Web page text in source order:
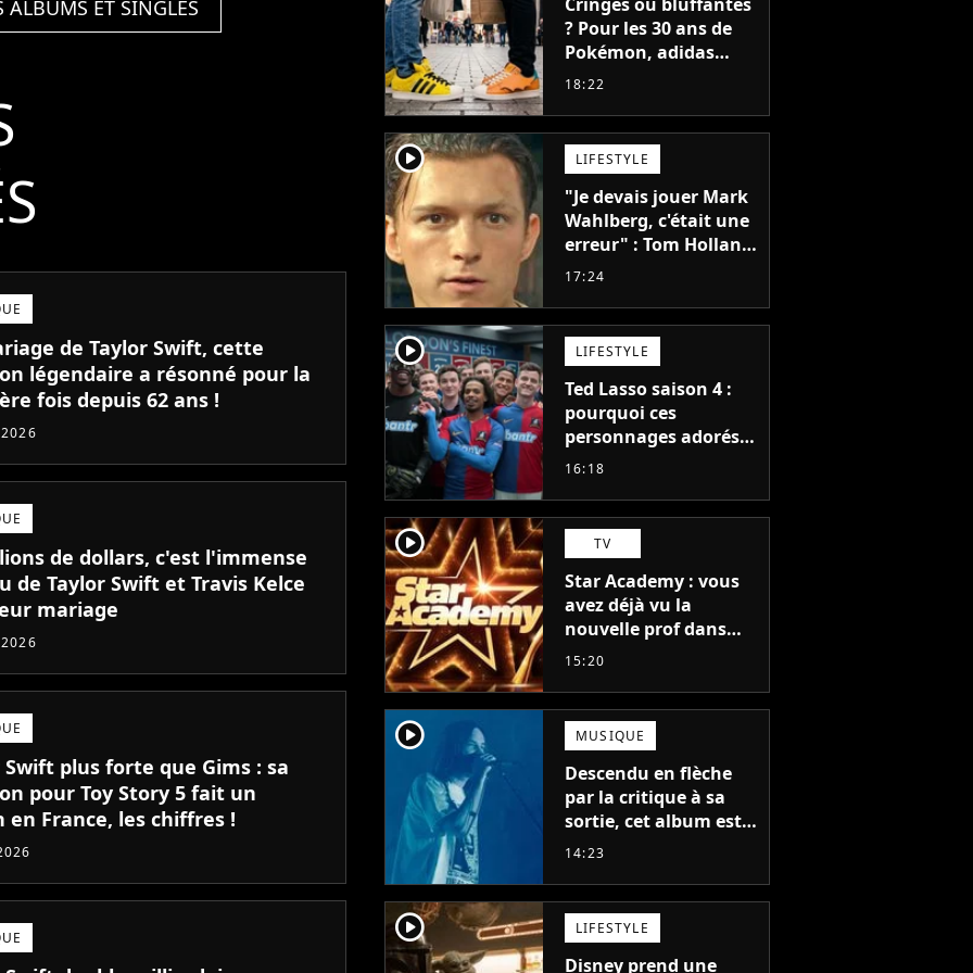
ALBUMS ET SINGLES
de Taylor Swift, cette
légendaire a résonné pour la
fois depuis 62 ans !
de dollars, c'est l'immense
de Taylor Swift et Travis Kelce
mariage
Swift plus forte que Gims : sa
pour Toy Story 5 fait un
en France, les chiffres !
? Pour les 30 ans de
Pokémon, adidas
dévoile une énorme
et je ne sais pas quoi
en penser
18:22
player2 LIFESTYLE
"Je devais jouer Mark
Wahlberg, c'était une
erreur" : Tom Holland,
la star de Spider-Man,
blockbuster
17:24
player2 LIFESTYLE
Ted Lasso saison 4 :
pourquoi ces
personnages adorés
des fans ne sont pas
16:18
player2 TV
Star Academy : vous
avez déjà vu la
nouvelle prof dans
The Voice et aux
15:20
player2 MUSIQUE
Descendu en flèche
par la critique à sa
sortie, cet album est
en train de devenir le
auteur
14:23
player2 LIFESTYLE
Disney prend une